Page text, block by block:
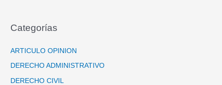
Categorías
ARTICULO OPINION
DERECHO ADMINISTRATIVO
DERECHO CIVIL